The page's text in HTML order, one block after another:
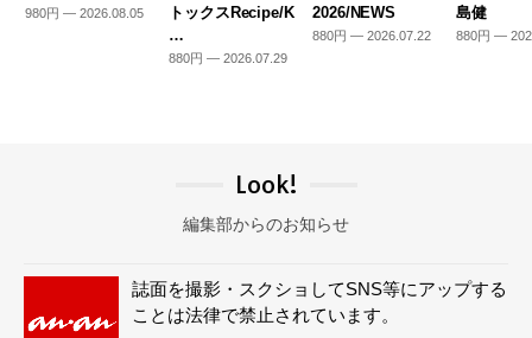
980円 — 2026.08.05
トックスRecipe/K
…
880円 — 2026.07.29
2026/NEWS
880円 — 2026.07.22
島健
880円 —
Look!
編集部からのお知らせ
誌面を撮影・スクショしてSNS等にアップする
ことは法律で禁止されています。